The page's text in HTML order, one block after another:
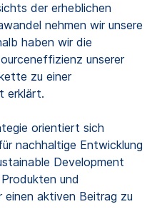
der erheblichen
nehmen wir unsere
haben wir die
unserer
zu einer
erklärt.
orientiert sich
nachhaltige Entwicklung
Development
und
einen aktiven Beitrag zu